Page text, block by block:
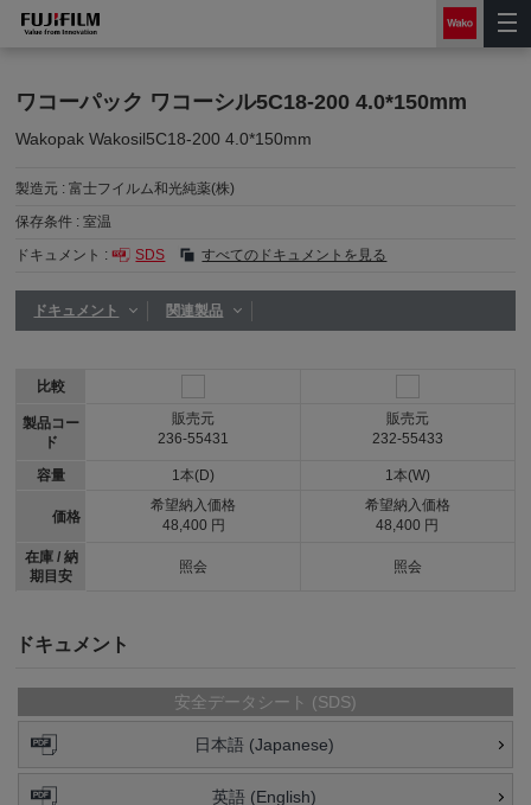
ワコーパック ワコーシル5C18-200 4.0*150mm
Wakopak Wakosil5C18-200 4.0*150mm
製造元 :富士フイルム和光純薬(株)
保存条件 :室温
ドキュメント :
SDS すべてのドキュメントを見る
ドキュメント 関連製品
比較
製品コー
ド
容量
価格
在庫 / 納
期目安
販売元
236-55431
1本(D)
希望納入価格
48,400 円
照会
販売元
232-55433
1本(W)
希望納入価格
48,400 円
照会
ドキュメント
安全データシート (SDS)
日本語 (Japanese)
英語 (English)